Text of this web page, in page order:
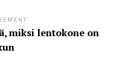
miksi lentokone on